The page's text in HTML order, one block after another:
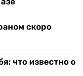
скоро
что известно о